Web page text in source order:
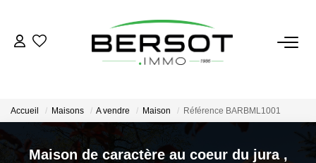
Acheter
Immobilier Professionnel
Estimer
Accueil Maisons A vendre Maison Référence BARBML1001
Maison de caractère au coeur du jura ,